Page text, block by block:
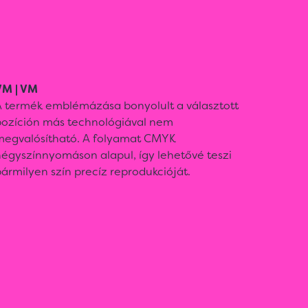
| VM
termék emblémázása bonyolult a választott
más technológiával nem
A folyamat CMYK
alapul, így lehetővé teszi
szín precíz reprodukcióját.